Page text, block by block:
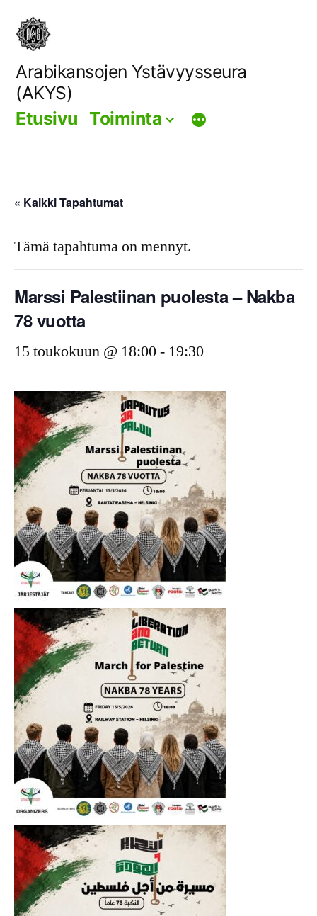
Siirry
sisältöön
Arabikansojen Ystävyysseura
(AKYS)
Etusivu Toiminta
« Kaikki Tapahtumat
Tämä tapahtuma on mennyt.
Marssi Palestiinan puolesta – Nakba
78 vuotta
15 toukokuun @ 18:00- 19:30